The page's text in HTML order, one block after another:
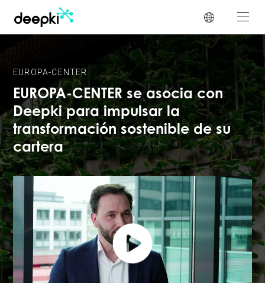
EUROPA-CENTER
EUROPA-CENTER se asocia con
Deepki para impulsar la
transformación sostenible de su
cartera
Panel de gestión de cookies